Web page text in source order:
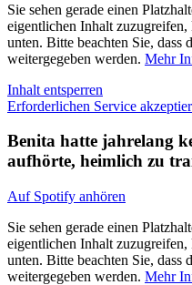
Sie sehen gerade einen
eigentlichen Inhalt
unten. Bitte beachten Sie, dass
weitergegeben werden. Mehr
Inhalt entsperren
Erforderlichen Service
Benita hatte jahrelang
aufhörte, heimlich zu
Auf Spotify anhören
Sie sehen gerade einen
eigentlichen Inhalt
unten. Bitte beachten Sie, dass
weitergegeben werden. Mehr